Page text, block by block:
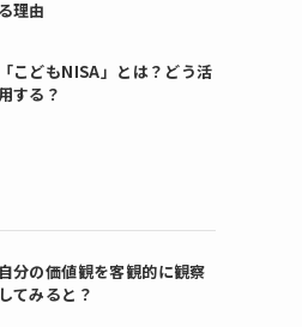
る理由
「こどもNISA」とは？どう活
用する？
自分の価値観を客観的に観察
してみると？